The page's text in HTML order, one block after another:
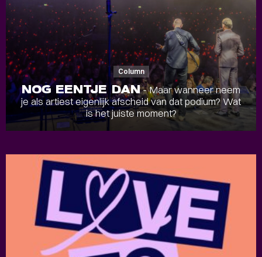
Column
NOG EENTJE DAN- Maar wanneer neem
je als artiest eigenlijk afscheid van dat podium? Wat
is het juiste moment?